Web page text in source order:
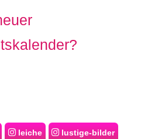
leiche lustige-bilder